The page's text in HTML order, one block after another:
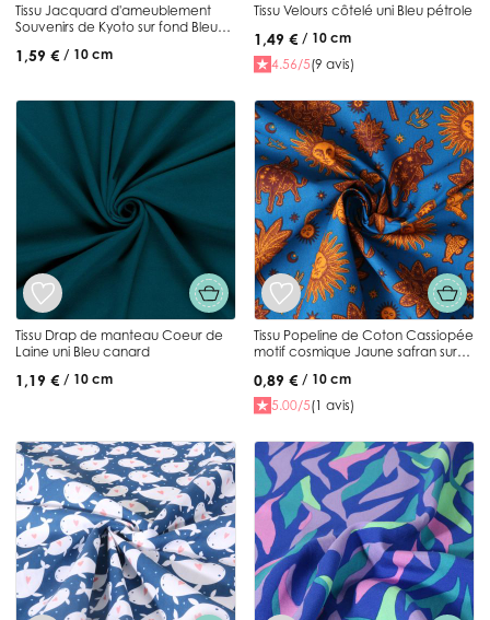
Tissu Jacquard d'ameublement
Souvenirs de Kyoto sur fond Bleu
1,59 € / 10 cm
Tissu Velours côtelé uni Bleu pétrole
1,49 € / 10 cm
4.56/5(9 avis)
Tissu Drap de manteau Coeur de
Laine uni Bleu canard
1,19 € / 10 cm
Tissu Popeline de Coton Cassiopée
motif cosmique Jaune safran sur
0,89 € / 10 cm
5.00/5(1 avis)